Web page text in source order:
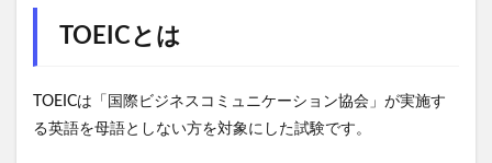
TOEICとは
TOEICは「国際ビジネスコミュニケーション協会」が実施す
る英語を母語としない方を対象にした試験です。